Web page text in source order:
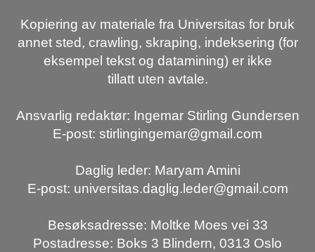
Kopiering av materiale fra Universitas for bruk
annet sted, crawling, skraping, indeksering (for
eksempel tekst og datamining) er ikke
tillatt uten avtale.
Ansvarlig redaktør: Ingemar Stirling Gundersen
E-post: stirlingingemar@gmail.com
Daglig leder: Maryam Amini
E-post: universitas.daglig.leder@gmail.com
Besøksadresse: Moltke Moes vei 33
Postadresse: Boks 3 Blindern, 0313 Oslo